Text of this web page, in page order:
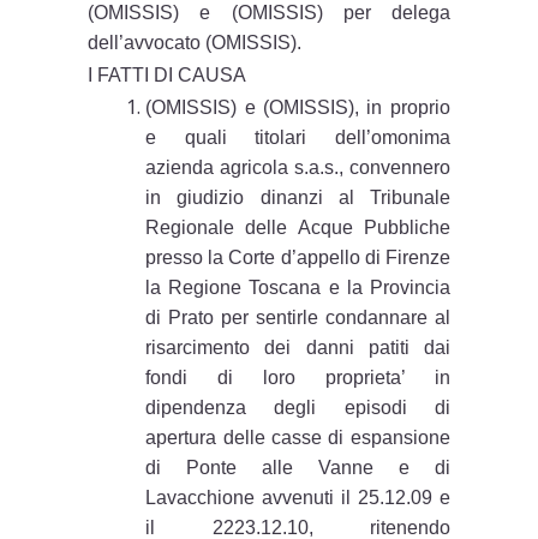
(OMISSIS) e (OMISSIS) per delega
dell’avvocato (OMISSIS).
I FATTI DI CAUSA
(OMISSIS) e (OMISSIS), in proprio
e quali titolari dell’omonima
azienda agricola s.a.s., convennero
in giudizio dinanzi al Tribunale
Regionale delle Acque Pubbliche
presso la Corte d’appello di Firenze
la Regione Toscana e la Provincia
di Prato per sentirle condannare al
risarcimento dei danni patiti dai
fondi di loro proprieta’ in
dipendenza degli episodi di
apertura delle casse di espansione
di Ponte alle Vanne e di
Lavacchione avvenuti il 25.12.09 e
il 2223.12.10, ritenendo